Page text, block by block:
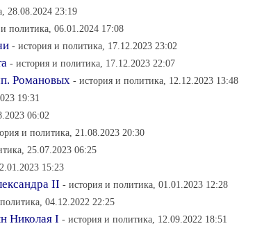
28.08.2024 23:19
политика, 06.01.2024 17:08
- история и политика, 17.12.2023 23:02
- история и политика, 17.12.2023 22:07
Романовых - история и политика, 12.12.2023 13:48
19:31
06:02
и политика, 21.08.2023 20:30
25.07.2023 06:25
15:23
II - история и политика, 01.01.2023 12:28
04.12.2022 22:25
Николая I - история и политика, 12.09.2022 18:51